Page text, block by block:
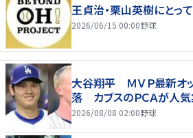
王貞治・栗山英樹にとっ
2026/06/15 00:00野球
大谷翔平 ＭＶＰ最新オ
落 カブスのＰＣＡが人
2026/08/08 02:00野球